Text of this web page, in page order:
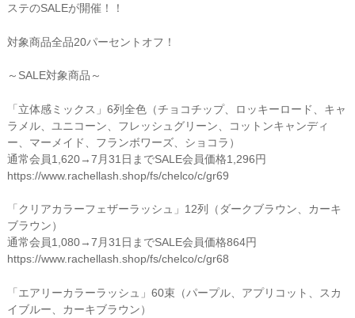
ステのSALEが開催！！
対象商品全品20パーセントオフ！
～SALE対象商品～
「立体感ミックス」6列全色（チョコチップ、ロッキーロード、 キャ
ラメル、ユニコーン、フレッシュグリーン、
コットンキャンディ
ー、マーメイド、フランボワーズ、ショコラ）
通常会員1,620→7月31日までSALE会員価格1, 296円
https://www.rachellash.shop/fs/chelco/c/gr69
「クリアカラーフェザーラッシュ」12列（ダークブラウン、 カーキ
ブラウン）
通常会員1,080→7月31日までSALE会員価格864円
https://www.rachellash.shop/fs/chelco/c/gr68
「エアリーカラーラッシュ」60束（パープル、アプリコット、
スカ
イブルー、カーキブラウン）